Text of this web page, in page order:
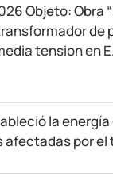
Objeto: Obra
de
tension en
la
afectadas por el